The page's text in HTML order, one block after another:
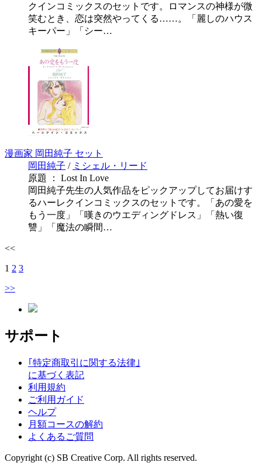
クインコミックスのセットです。ロマンスの神様が微
笑むとき、恋は突然やってくる……。「麗しのハウス
キーパー」「シー…
漫画家 岡田純子 セット
岡田純子 / ミシェル・リード
原題 ： Lost In Love
岡田純子先生の人気作品をピックアップしてお届けす
るハーレクインコミックスのセットです。「あの愛を
もう一度」「嘆きのウエディングドレス」「熱い復
讐」「魔法の瞬間…
<<
1 2 3
>>
サポート
｢特定商取引に関する法律｣
に基づく表記
利用規約
ご利用ガイド
ヘルプ
月額コースの解約
よくあるご質問
Copyright (c) SB Creative Corp. All rights reserved.